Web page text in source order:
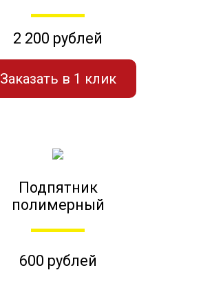
2 200 рублей
Заказать в 1 клик
Подпятник
полимерный
600 рублей